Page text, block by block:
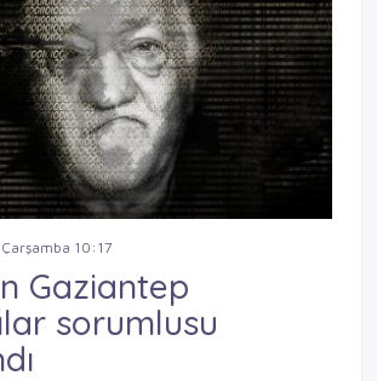
10:17
Gaziantep
sorumlusu